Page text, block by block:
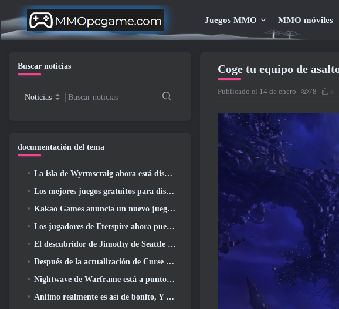
Juegos MMO MMO móviles
Coge tu equipo de
Publicado el 14 de enero 78 8
Buscar noticias
Noticias Buscar noticias
documentación del tema
La isla de Wyrmscraig ahora está disponible para explorar en RuneScape de la vieja escuela
Los mejores juegos gratuitos para disfrutar con tu equipo (2026)
Kakao Games anuncia un nuevo juego de rol de acción, doncella guardiana
Los jugadores de Eterspire ahora pueden viajar un poco en el tiempo... como regalo
El descubridor de Jimothy de Seattle tiene vínculos con ArenaNet, Por supuesto que lo agregarán a Guild Wars 2
Después de la actualización de Curse Of The Allflame, Path Of Exile anuncia varios cambios según los comentarios
Nightwave de Warframe está a punto de regresar de una manera impactante
Aniimo realmente es así de bonito, Y bastante relajado